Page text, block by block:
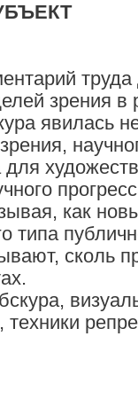
зрения
явилась
как
типа
сколь